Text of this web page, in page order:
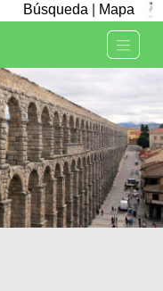
Búsqueda Mapa